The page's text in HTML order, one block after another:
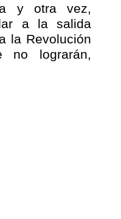
y otra vez,
a la salida
la Revolución
no lograrán,